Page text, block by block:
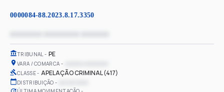
0000084-88.2023.8.17.3350
TRIBUNAL PE
VARA / COMARCA
CLASSE APELAÇÃO CRIMINAL (417)
DISTRIBUIÇÃO